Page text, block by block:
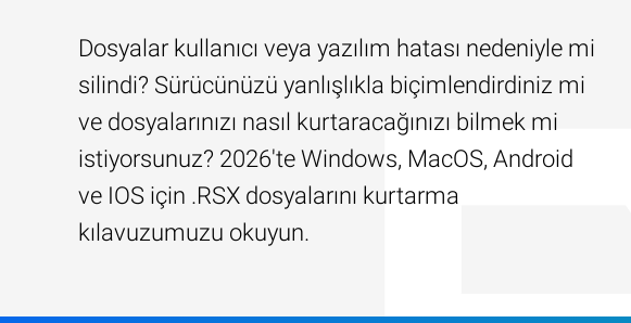
Dosyalar kullanıcı veya yazılım hatası nedeniyle mi
silindi? Sürücünüzü yanlışlıkla biçimlendirdiniz mi
ve dosyalarınızı nasıl kurtaracağınızı bilmek mi
istiyorsunuz? 2026'te Windows, MacOS, Android
ve IOS için .RSX dosyalarını kurtarma
kılavuzumuzu okuyun.